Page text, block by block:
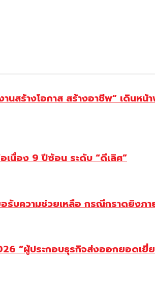
สร้างโอกาส สร้างอาชีพ” เดินห
เนื่อง 9 ปีซ้อน ระดับ “ดีเลิศ”
บความช่วยเหลือ กรณีกราดยิงภ
“ผู้ประกอบธุรกิจส่งออกยอดเ